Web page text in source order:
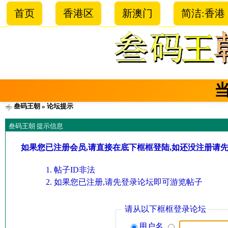
首页 香港区 新澳门 简洁:香港
叁码王朝 » 论坛提示
叁码王朝 提示信息
如果您已注册会员,请直接在底下框框登陆,如还没注册请
帖子ID非法
如果您已注册,请先登录论坛即可游览帖子
请从以下框框登录论坛
用户名